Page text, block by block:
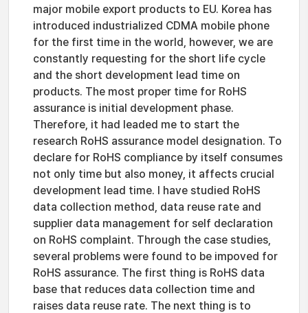
major mobile export products to EU. Korea has
introduced industrialized CDMA mobile phone
for the first time in the world, however, we are
constantly requesting for the short life cycle
and the short development lead time on
products. The most proper time for RoHS
assurance is initial development phase.
Therefore, it had leaded me to start the
research RoHS assurance model designation. To
declare for RoHS compliance by itself consumes
not only time but also money, it affects crucial
development lead time. I have studied RoHS
data collection method, data reuse rate and
supplier data management for self declaration
on RoHS complaint. Through the case studies,
several problems were found to be impoved for
RoHS assurance. The first thing is RoHS data
base that reduces data collection time and
raises data reuse rate. The next thing is to